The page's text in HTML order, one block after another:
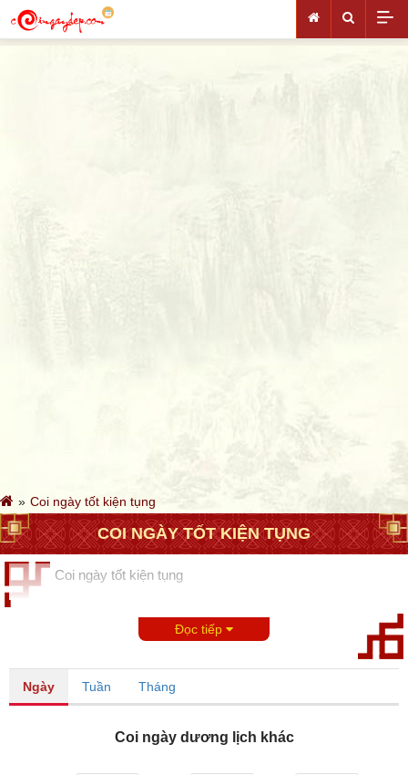
Coi ngày tốt kiện tụng
COI NGÀY TỐT KIỆN TỤNG
Coi ngày tốt kiện tụng
Đọc tiếp
Ngày Tuần Tháng
Coi ngày dương lịch khác